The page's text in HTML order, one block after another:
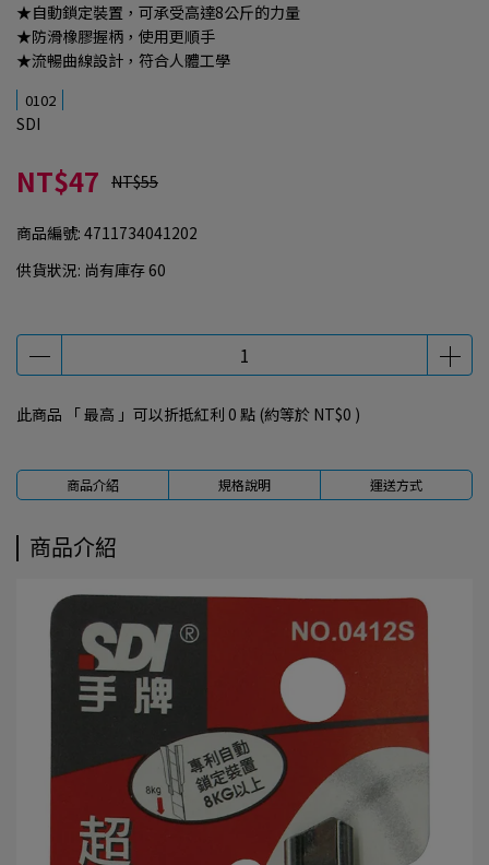
★自動鎖定裝置，可承受高達8公斤的力量
★防滑橡膠握柄，使用更順手
★流暢曲線設計，符合人體工學
0102
SDI
NT$47 NT$55
商品編號: 4711734041202
供貨狀況: 尚有庫存 60
此商品 「 最高 」可以折抵紅利 0 點 (約等於 NT$0 )
商品介紹 規格說明 運送方式
商品介紹